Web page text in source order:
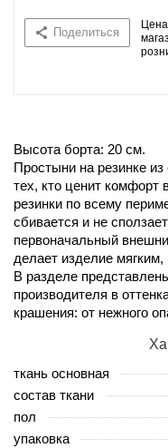
Поделиться
Высота борта: 20 см.
Простыни на резинке
тех, кто ценит комфорт
резинки по всему
сбивается и не
первоначальный
делает изделие
В разделе
производителя в
крашения: от нежного
ткань основная
состав ткани
пол
упаковка